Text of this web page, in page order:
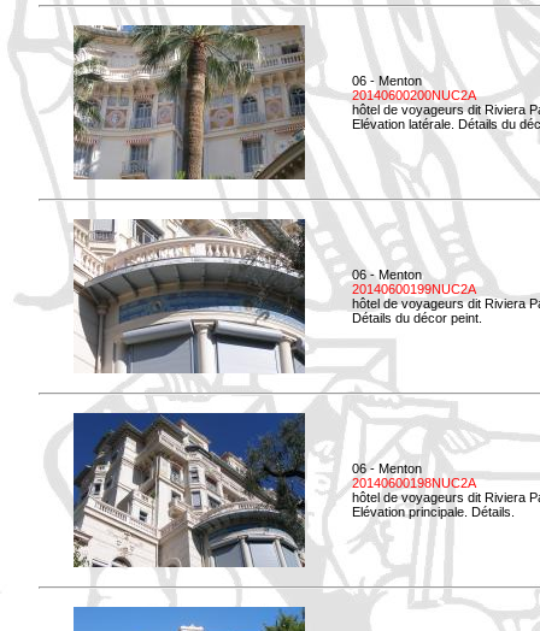
06 - Menton
20140600200NUC2A
hôtel de voyageurs dit Riviera
Elévation latérale. Détails du
06 - Menton
20140600199NUC2A
hôtel de voyageurs dit Riviera
Détails du décor peint.
06 - Menton
20140600198NUC2A
hôtel de voyageurs dit Riviera
Elévation principale. Détails.